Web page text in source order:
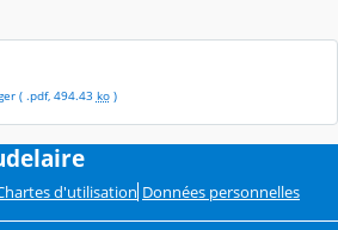
( .pdf, 494.43 ko)
d'utilisation Données personnelles